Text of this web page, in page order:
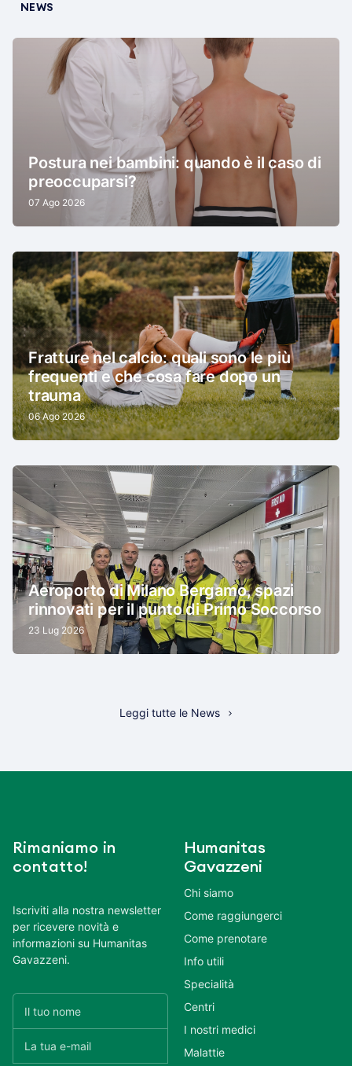
NEWS
Postura nei bambini: quando è il caso di
preoccuparsi?
07 Ago 2026
Fratture nel calcio: quali sono le più
frequenti e che cosa fare dopo un
trauma
06 Ago 2026
Aeroporto di Milano Bergamo, spazi
rinnovati per il punto di Primo Soccorso
23 Lug 2026
Leggi tutte le News
Rimaniamo in
contatto!
Iscriviti alla nostra newsletter
per ricevere novità e
informazioni su Humanitas
Gavazzeni.
Humanitas
Gavazzeni
Chi siamo
Come raggiungerci
Come prenotare
Info utili
Specialità
Centri
I nostri medici
Malattie